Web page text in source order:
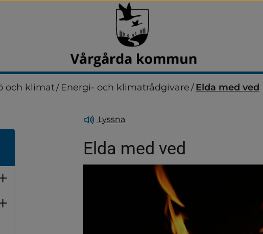
och klimat/ Energi- och klimatrådgivare/Elda med ved
Undersidor för Avfall och
Undersidor för Boendemiljö,
Lyssna
Elda med ved